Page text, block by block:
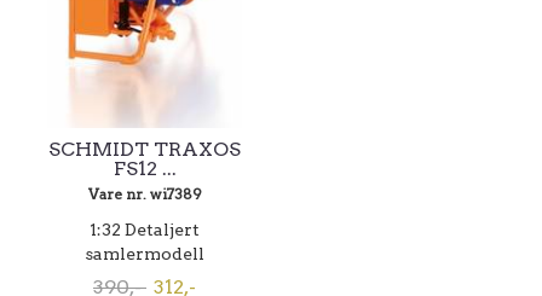
SCHMIDT TRAXOS
FS12 ...
Vare nr. wi7389
1:32 Detaljert
samlermodell
390,- 312,-